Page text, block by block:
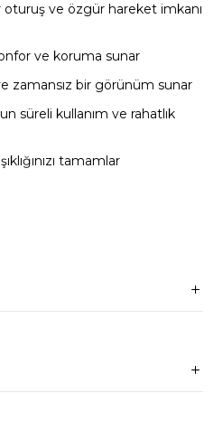
ve özgür hareket imkanı
ve koruma sunar
zamansız bir görünüm sunar
süreli kullanım ve rahatlık
tamamlar